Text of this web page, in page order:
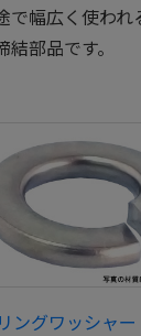
で幅広く使われ
結部品です。
ングワッシャー